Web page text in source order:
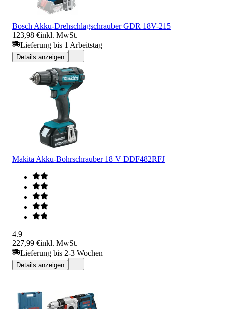
Bosch Akku-Drehschlagschrauber GDR 18V-215
123,98 €inkl. MwSt.
Lieferung bis 1 Arbeitstag
Details anzeigen
Makita Akku-Bohrschrauber 18 V DDF482RFJ
4.9
227,99 €inkl. MwSt.
Lieferung bis 2-3 Wochen
Details anzeigen